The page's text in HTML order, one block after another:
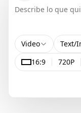
Video Text/
16:9
720P